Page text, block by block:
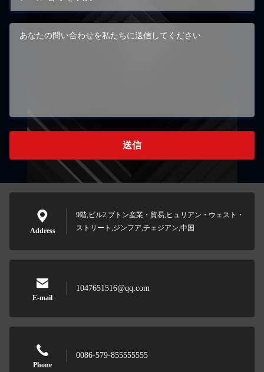
送信
Address
9階,ビル2,ブトン産業・貿易,ヒュリアン・ウェスト・
ストリート,ジンフア,チェジアン,中国
E-mail
1047651516@qq.com
Phone
0086-579-855555555